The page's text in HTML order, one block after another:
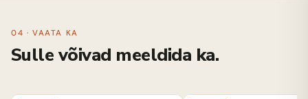
04 · VAATA KA
Sulle võivad meeldida ka.